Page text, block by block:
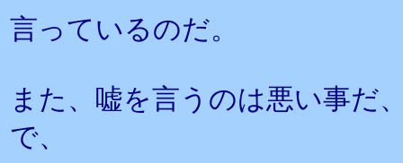
言っているのだ。
また、嘘を言うのは悪い事だ
で、